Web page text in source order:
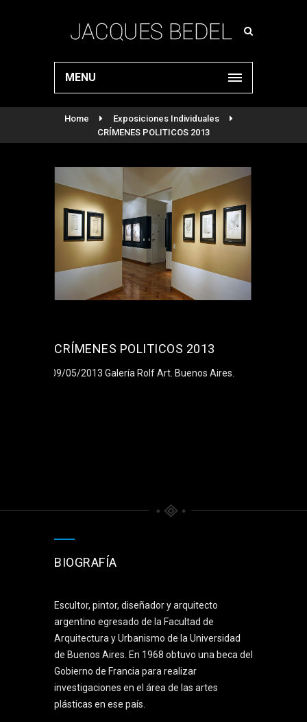
MENU
Home
Exposiciones Individuales
CRÍMENES POLITICOS 2013
CRÍMENES POLITICOS 2013
09/05/2013 Galería Rolf Art. Buenos Aires.
BIOGRAFÍA
Escultor, pintor, diseñador y arquitecto
argentino egresado de la Facultad de
Arquitectura y Urbanismo de la Universidad
de Buenos Aires. En 1968 obtuvo una beca del
Gobierno de Francia para realizar
investigaciones en el área de las artes
plásticas en ese país.